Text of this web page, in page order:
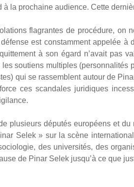
à la pro­chaine audience. Cette
fla­grantes de pro­cé­dure, on
est constam­ment appe­lée à
à son égard n’a­vait pas
sou­tiens mul­tiples
qui se ras­semblent autour de
ces scan­dales juri­diques
plu­sieurs dépu­tés euro­péens et
Selek » sur la scène
des uni­ver­si­tés, des
de Pinar Selek jus­qu’à ce que